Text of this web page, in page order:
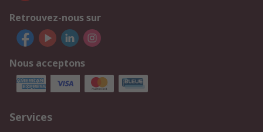
Retrouvez-nous sur
Nous acceptons
Services